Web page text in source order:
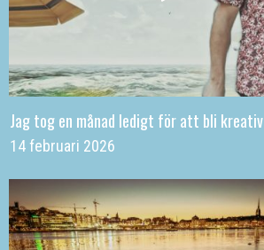
Jag tog en månad ledigt för att bli kreativ
14 februari 2026